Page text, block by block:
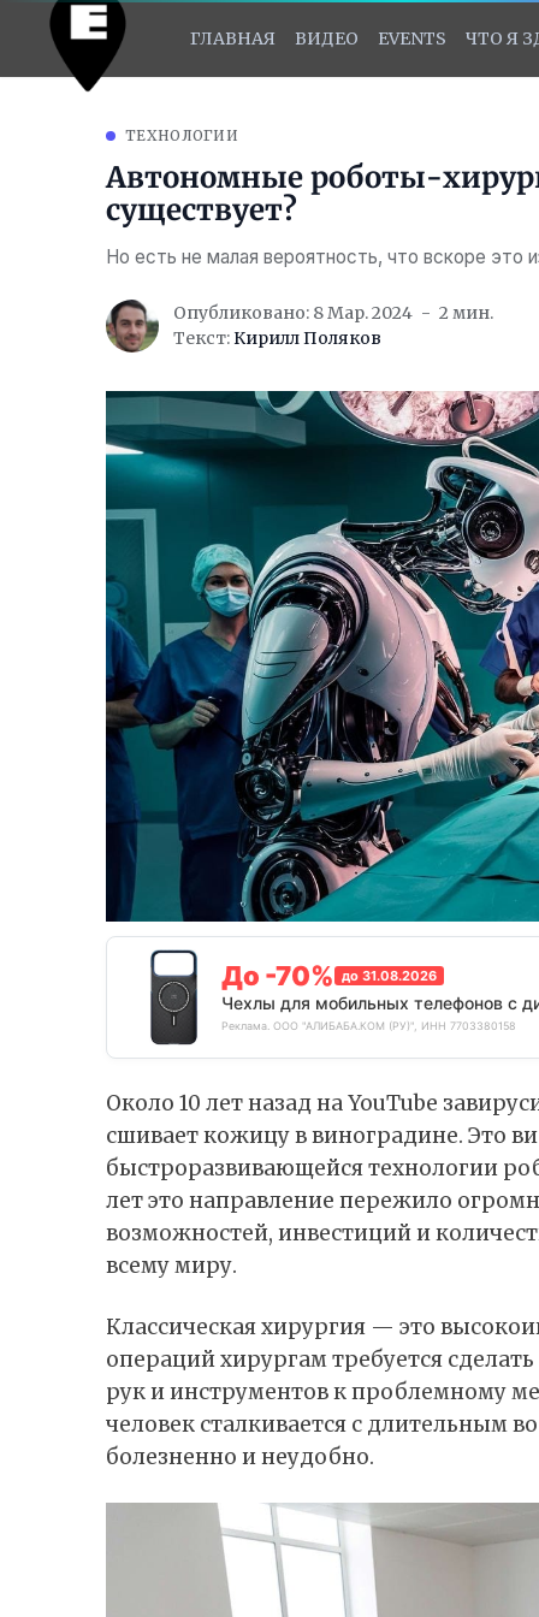
ГЛАВНАЯ ВИДЕО EVENTS ЧТО Я
ТЕХНОЛОГИИ
Автономные роботы-
существует?
Но есть не малая вероятность, что вскоре это
Опубликовано: 8 Мар. 2024
2 мин.
Текст: Кирилл Поляков
До -70% до 31.08.2026
Чехлы для мобильных телефонов с
Реклама. ООО "АЛИБАБА.КОМ (РУ)", ИНН 7703380158
Около 10 лет назад на YouTube
сшивает кожицу в виноградине. Это
быстроразвивающейся технологии
лет это направление пережило
возможностей, инвестиций и
всему миру.
Классическая хирургия — это
операций хирургам требуется
рук и инструментов к проблемному
человек сталкивается с длительным
болезненно и неудобно.